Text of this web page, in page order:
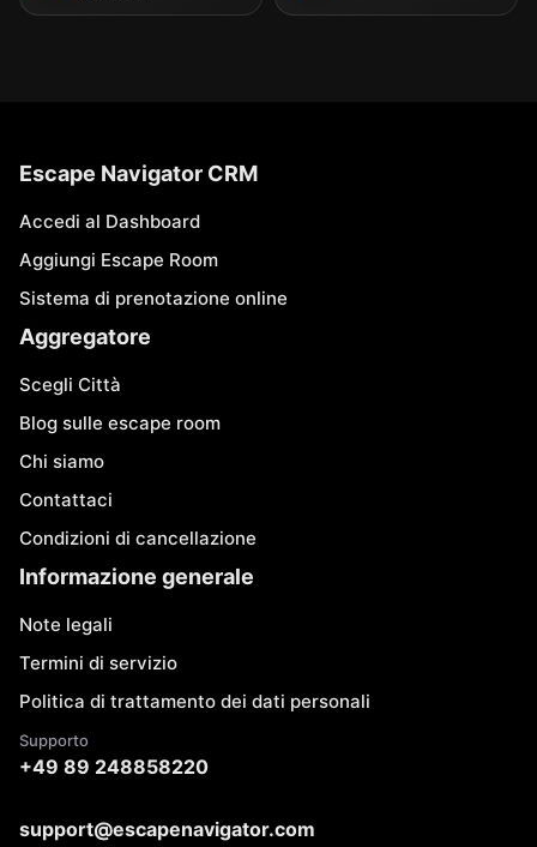
Escape Navigator CRM
Accedi al Dashboard
Aggiungi Escape Room
Sistema di prenotazione online
Aggregatore
Scegli Città
Blog sulle escape room
Chi siamo
Contattaci
Condizioni di cancellazione
Informazione generale
Note legali
Termini di servizio
Politica di trattamento dei dati personali
Supporto
+49 89 248858220
support@escapenavigator.com